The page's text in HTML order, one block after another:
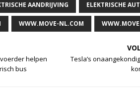
AANDRIJVING ELEKTRISCHE
WWW.MOVE-NL.COM
helpen
bus
Tesla’s